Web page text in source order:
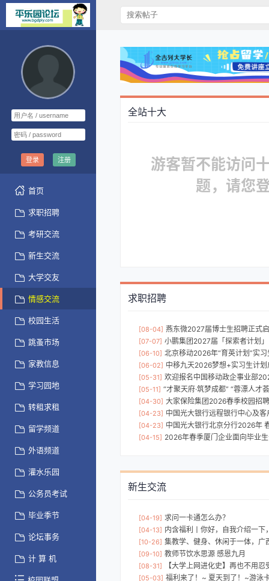
登录 注册
首页
求职招聘
考研交流
新生交流
大学交友
情感交流
校园生活
跳蚤市场
家教信息
学习园地
转租求租
留学频道
外语频道
灌水乐园
公务员考试
毕业季节
论坛事务
计 算 机
全站十大
游客暂不能访问
题，请您
求职招聘
[08-04] 燕东微2027届博士生招聘正式
[07-07] 小鹏集团2027届「探索者计划
[06-10] 北京移动2026年“育英计划”实
[06-02] 中移九天2026梦想+实习生计划
[05-31] 欢迎报名中国移动政企事业部
[05-11] “才聚天府·筑梦成都” “蓉漂人才荟”北
[04-30] 大家保险集团2026春季校园招
[04-23] 中国光大银行远程银行中心及
[04-23] 中国光大银行北京分行2026年
[04-15] 2026年春季厦门企业面向毕业生
新生交流
[04-19] 求问一卡通怎么办？
[04-13] 内含福利丨你好，自我介绍一下
[10-26] 集教学、健身、休闲于一体，广西
[09-10] 教师节饮水思源 感恩九月
[08-31] 【大学上网进化史】再也不用
[05-03] 福利来了！~ 夏天到了！~游泳卡